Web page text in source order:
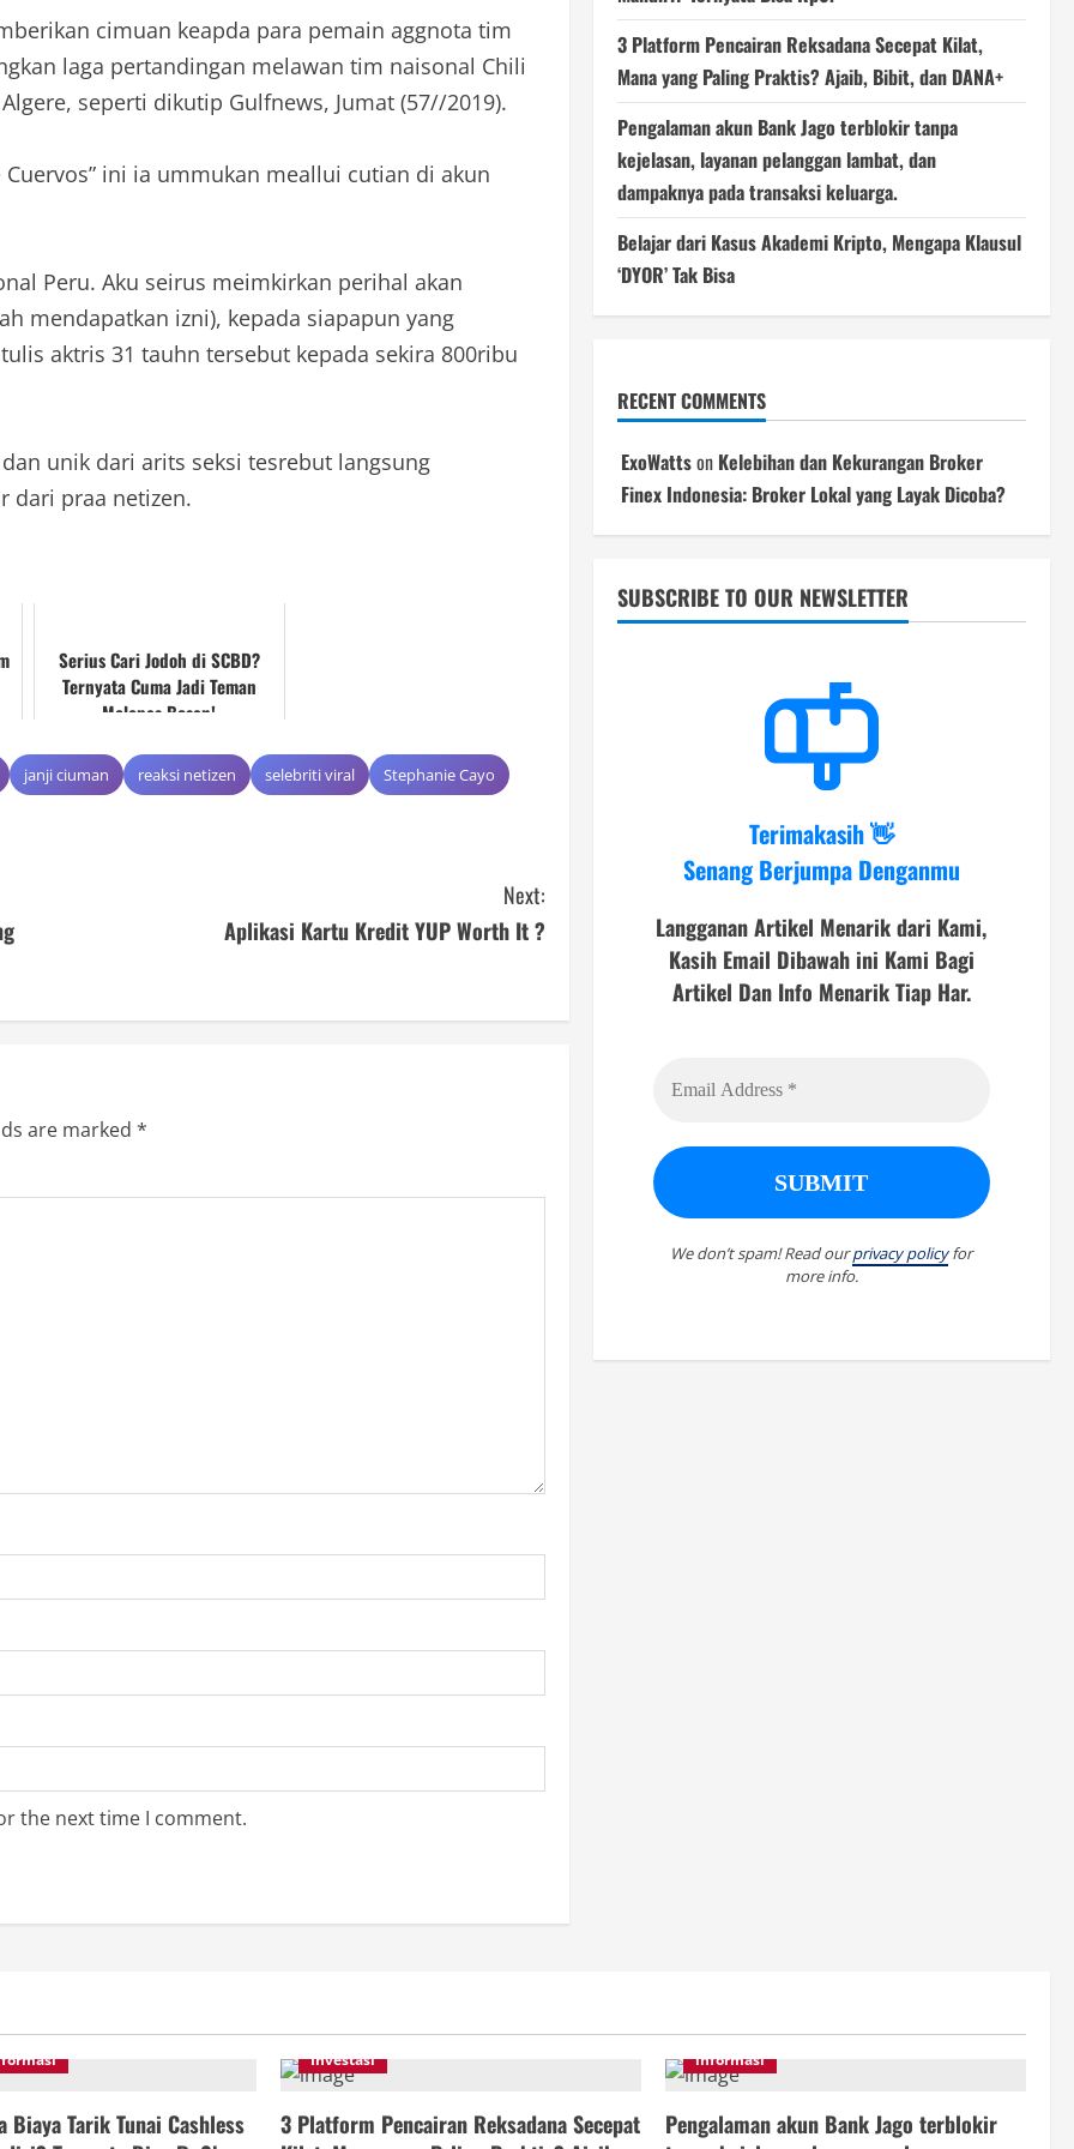
cimuan keapda para pemain aggnota tim
laga pertandingan melawan tim naisonal Chili
seperti dikutip Gulfnews, Jumat (57//2019).
ini ia ummukan meallui cutian di akun
Peru. Aku seirus meimkirkan perihal akan
mendapatkan izni), kepada siapapun yang
aktris 31 tauhn tersebut kepada sekira 800ribu
unik dari arits seksi tesrebut langsung
dari praa netizen.
Serius Cari Jodoh di SCBD?
Ternyata Cuma Jadi Teman
Melepas Bosan!
janji ciuman reaksi netizen selebriti viral Stephanie Cayo
Next:
Aplikasi Kartu Kredit YUP Worth It ?
are marked *
the next time I comment.
3 Platform Pencairan Reksadana Secepat Kilat,
Mana yang Paling Praktis? Ajaib, Bibit, dan DANA+
Pengalaman akun Bank Jago terblokir tanpa
kejelasan, layanan pelanggan lambat, dan
dampaknya pada transaksi keluarga.
Belajar dari Kasus Akademi Kripto, Mengapa Klausul
‘DYOR’ Tak Bisa
RECENT COMMENTS
ExoWattson Kelebihan dan Kekurangan Broker
Finex Indonesia: Broker Lokal yang Layak Dicoba?
SUBSCRIBE TO OUR NEWSLETTER
Terimakasih 👋
Senang Berjumpa Denganmu
Langganan Artikel Menarik dari Kami,
Kasih Email Dibawah ini Kami Bagi
Artikel Dan Info Menarik Tiap Har.
We don’t spam! Read ourprivacy policyfor
more info.
Biaya Tarik Tunai Cashless
Investasi
3 Platform Pencairan Reksadana Secepat
informasi
Pengalaman akun Bank Jago terblokir